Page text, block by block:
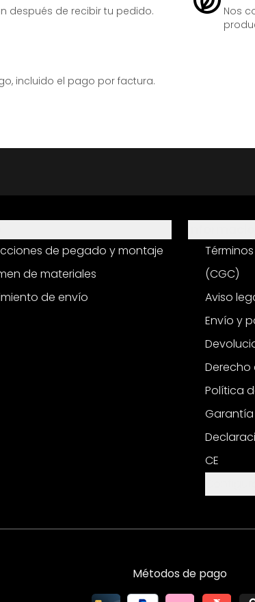
después de recibir tu pedido.
Nos
incluido el pago por factura.
de pegado y montaje
de materiales
de envío
(CGC)
Aviso
Envío y
Derecho
Política
Garantía
CE
Métodos de pago